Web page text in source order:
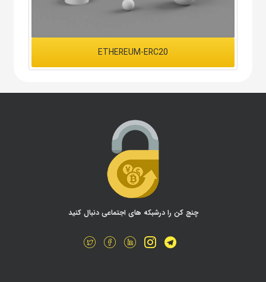
ETHEREUM-ERC20
چنج کن را درشبکه های اجتماعی دنبال کنید